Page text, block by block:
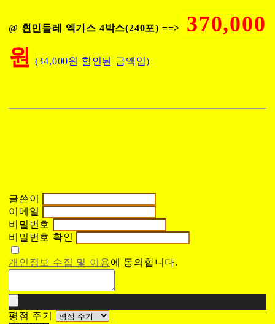
@ 흰민들레 엑기스 4박스(240포) ==>
370,000
원
(34,000원 할인된 금액임)
글쓴이
이메일
비밀번호
비밀번호 확인
개인정보 수집 및 이용에 동의합니다.
평점 주기